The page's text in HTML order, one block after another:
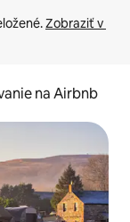
Zobraziť v
na Airbnb